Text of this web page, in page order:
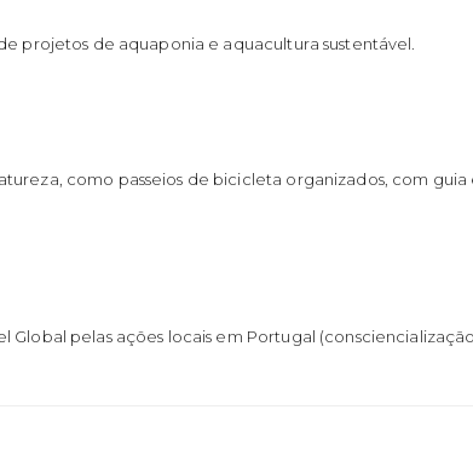
projetos de aquaponia e aquacultura sustentável.
como passeios de bicicleta organizados, com guia
pelas ações locais em Portugal